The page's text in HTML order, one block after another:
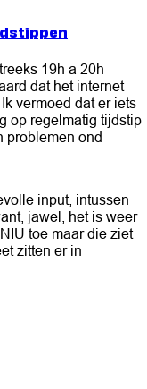
19h a 20h
dat het internet
vermoed dat er iets
op regelmatig tijdstip
problemen ond
input, intussen
jawel, het is weer
toe maar die ziet
zitten er in